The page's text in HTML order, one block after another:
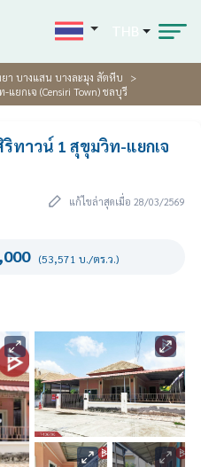
า บางแสน บางละมุง สัตหีบ
ยกเจ (Censiri Town) ชลบุรี
ทาวน์ 1 สุขุมวิท-แยกเจ
แก้ไขล่าสุดเมื่อ 28/03/2569
(53,571 บ./ตร.ว.)